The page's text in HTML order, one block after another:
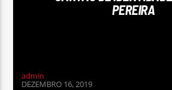
PEREIRA
admin
DEZEMBRO 16, 2019